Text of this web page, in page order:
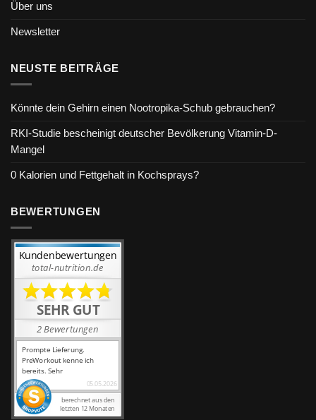
Über uns
Newsletter
NEUSTE BEITRÄGE
Könnte dein Gehirn einen Nootropika-Schub gebrauchen?
RKI-Studie bescheinigt deutscher Bevölkerung Vitamin-D-
Mangel
0 Kalorien und Fettgehalt in Kochsprays?
BEWERTUNGEN